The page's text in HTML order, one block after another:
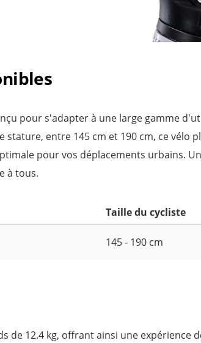
pour s'adapter à une large gamme
stature, entre 145 cm et 190 cm, ce vélo
pour vos déplacements urbains.
à tous.
Taille du cycliste
145 - 190 cm
de 12.4 kg, offrant ainsi une expérience